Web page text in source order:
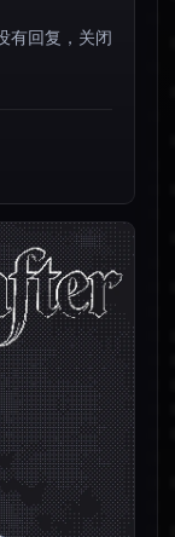
有回复，关闭